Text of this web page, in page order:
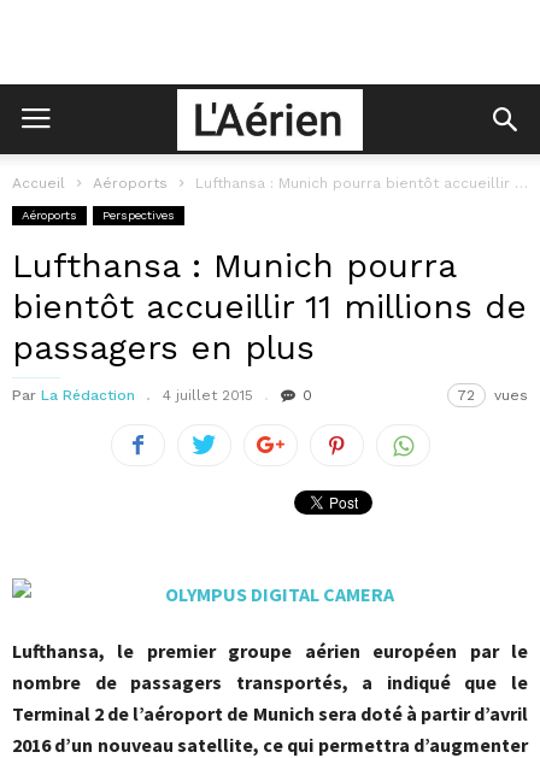
Accueil Aéroports Lufthansa : Munich pourra bientôt accueillir 11 millions de passagers en plus
Aéroports Perspectives
Lufthansa : Munich pourra
bientôt accueillir 11 millions de
passagers en plus
Par La Rédaction 4 juillet 2015 0 72 vues
Lufthansa, le premier groupe aérien européen par le
nombre de passagers transportés, a indiqué que le
Terminal 2 de l’aéroport de Munich sera doté à partir d’avril
2016 d’un nouveau satellite, ce qui permettra d’augmenter